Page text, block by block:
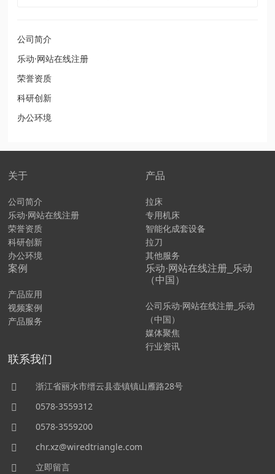
公司简介
乐动·网站在线注册
荣誉资质
科研创新
办公环境
关于
公司简介
乐动·网站在线注册
荣誉资质
科研创新
办公环境
产品
拉床
专用机床
智能化成套设备
拉刀
其他服务
案例
产品应用
视频案例
产品服务
乐动·网站在线注册_乐动
（中国）
公司乐动·网站在线注册_乐动
（中国）
媒体聚焦
行业资讯
联系我们
浙江省丽水市缙云县壶镇镇山雁路28号
0578-3559312
0578-3559200
chr.xz@wiredtriangle.com
立即留言